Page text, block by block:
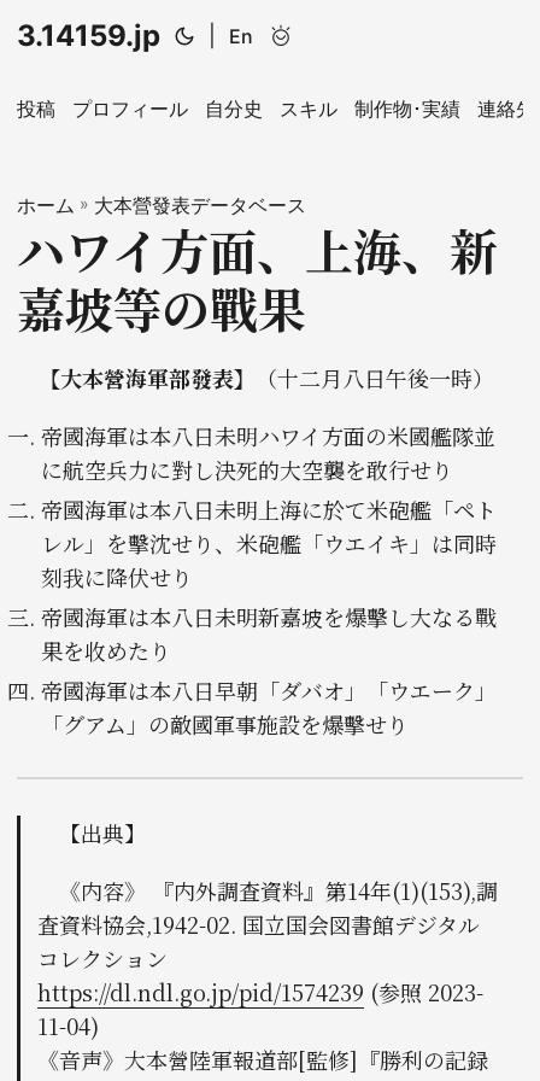
3.14159.jp En toki+pona
投稿 プロフィール 自分史 スキル 制作物･実績 連絡先
ホーム » 大本營發表データベース
ハワイ方面、上海、新
嘉坡等の戰果
【大本營海軍部發表】
（十二月󠄁八日午後一時）
帝󠄁國海軍は本八日未明󠄁ハワイ方面の米國艦隊󠄁並
に航空兵力に對し決死的󠄁大空襲を敢行せり
帝󠄁國海軍は本八日未明󠄁上海に於て米砲󠄁艦「ペト
レル」を擊沈せり、米砲󠄁艦「ウエイキ」は同時
刻我に降伏せり
帝󠄁國海軍は本八日未明󠄁新嘉坡を爆擊し大なる戰
果を收めたり
帝󠄁國海軍は本八日早朝󠄁「ダバオ」「ウエーク」
「グアム」の敵國軍事施設を爆擊せり
【出典】
《内容》 『内外調査資料』第14年(1)(153),調
査資料協会,1942-02. 国立国会図書館デジタル
コレクション
https://dl.ndl.go.jp/pid/1574239 (参照 2023-
11-04)
《音声》大本營陸軍報道部[監修]『勝利の記録